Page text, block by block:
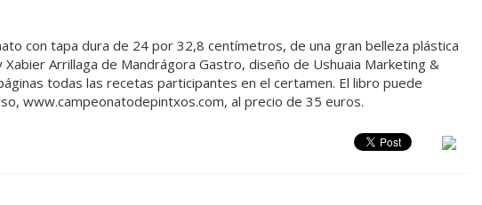
con tapa dura de 24 por 32,8 centímetros, de una gran belleza plástica
Arrillaga de Mandrágora Gastro, diseño de Ushuaia Marketing &
todas las recetas participantes en el certamen. El libro puede
www.campeonatodepintxos.com, al precio de 35 euros.